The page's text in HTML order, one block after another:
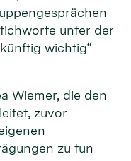
unter der
wichtig“
Wiemer, die den
zuvor
zu tun